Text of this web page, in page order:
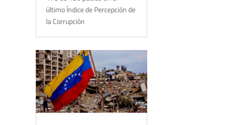
último Índice de Percepción de
la Corrupción